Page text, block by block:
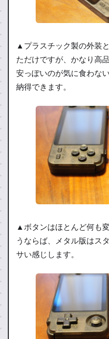
▲プラスチック製の外装
ただけですが、かなり高
安っぽいのが気に食わな
納得できます。
▲ボタンはほとんど何も
うならば、メタル版はス
サい感じします。